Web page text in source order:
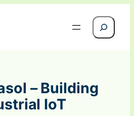
Search
– Building
IoT